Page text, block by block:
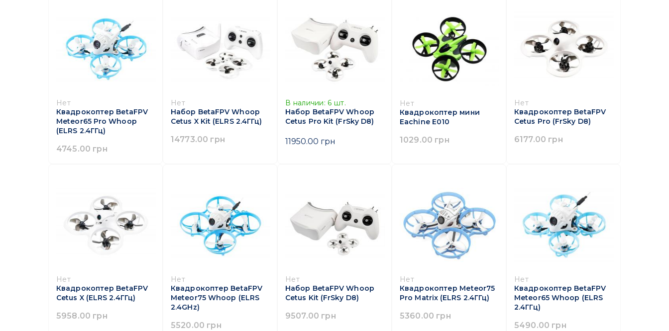
Нет
Квадрокоптер BetaFPV
Meteor65 Pro Whoop
(ELRS 2.4ГГц)
4745.00 грн
Нет
Набор BetaFPV Whoop
Cetus X Kit (ELRS 2.4ГГц)
14773.00 грн
В наличии: 6 шт.
Набор BetaFPV Whoop
Cetus Pro Kit (FrSky D8)
11950.00 грн
Нет
Квадрокоптер мини
Eachine E010
1029.00 грн
Нет
Квадрокоптер BetaFPV
Cetus Pro (FrSky D8)
6177.00 грн
Нет
Квадрокоптер BetaFPV
Cetus X (ELRS 2.4ГГц)
5958.00 грн
Нет
Квадрокоптер BetaFPV
Meteor75 Whoop (ELRS
2.4GHz)
5520.00 грн
Нет
Набор BetaFPV Whoop
Cetus Kit (FrSky D8)
9507.00 грн
Нет
Квадрокоптер Meteor75
Pro Matrix (ELRS 2.4ГГц)
5360.00 грн
Нет
Квадрокоптер BetaFPV
Meteor65 Whoop (ELRS
2.4ГГц)
5490.00 грн